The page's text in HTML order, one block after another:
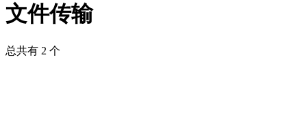
文件传输
总共有 2 个